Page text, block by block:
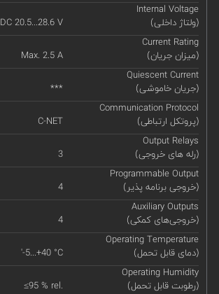
Internal Voltage
(ولتاژ داخلی)
DC 20.5...28.6 V
Current Rating
(میزان جریان)
Max. 2.5 A
Quiescent Current
(جریان خاموشی)
***
Communication Protocol
(پروتکل ارتباطی)
C-NET
Output Relays
(رله های خروجی)
3
Programmable Output
(خروجی برنامه پذیر)
4
Auxiliary Outputs
(خروجی‌های کمکی)
4
Operating Temperature
(دمای قابل تحمل)
'-5...+40 °C
Operating Humidity
(رطوبت قابل تحمل)
≤95 % rel.